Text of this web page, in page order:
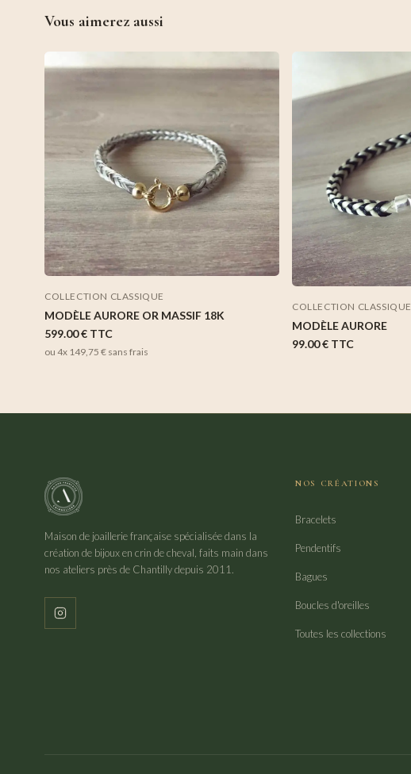
Vous aimerez aussi
COLLECTION CLASSIQUE
MODÈLE AURORE OR MASSIF 18K
599.00 € TTC
ou 4x 149,75 € sans frais
COLLECTION CLASSIQUE
MODÈLE AURORE
99.00 € TTC
Maison de joaillerie française spécialisée dans la
création de bijoux en crin de cheval, faits main dans
nos ateliers près de Chantilly depuis 2011.
NOS CRÉATIONS
Bracelets
Pendentifs
Bagues
Boucles d'oreilles
Toutes les collections